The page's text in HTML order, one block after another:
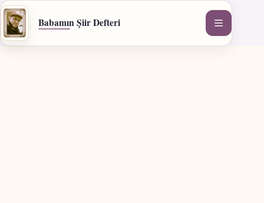
İçeriğe
geç
Babamın Şiir Defteri